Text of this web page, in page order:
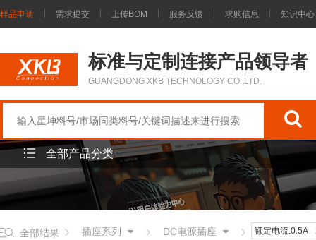
样品申请 需求提交 上传BOM 服务反馈 求购信息 知识中心
标准与定制连接产品领导者
GUANGDONG XKB TECHNOLOGY CO.,LTD.
全部产品分类
全部结果 插座系列 DC电源插座 额定电流:0.5A